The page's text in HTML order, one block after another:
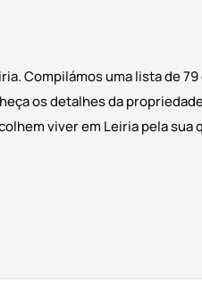
Compilámos uma lista de
os detalhes da
viver em Leiria pela sua